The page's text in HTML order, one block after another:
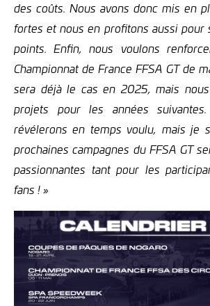
des coûts. Nous avons donc mis en
fortes et nous en profitons aussi pour
points. Enfin, nous voulons
Championnat de France FFSA GT de
sera déjà le cas en 2025, mais
projets pour les années
révélerons en temps voulu, mais je
prochaines campagnes du FFSA GT
passionnantes tant pour les
fans ! »